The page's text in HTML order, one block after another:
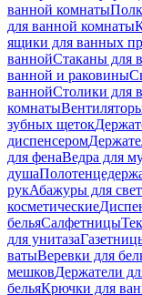
ванной комнаты
для ванной комнаты
ящики для ванных
ваннойСтаканы для
ванной и раковины
ваннойСтолики для
комнаты
зубных щеток
диспенсером
для фенаВедра для
душа
рукАбажуры для
косметические
бельяСалфетницы
для унитаза
ватыВеревки для
мешковДержатели
бельяКрючки для